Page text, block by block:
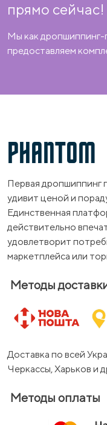
прямо сейчас!
Мы как дропшиппинг-
предоставляем
PHANTOM
Первая дропшиппинг
удивит ценой и
Единственная
действительно
удовлетворит
маркетплейса или
Методы
Доставка по всей
Черкассы, Харьков и
Методы оплаты